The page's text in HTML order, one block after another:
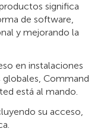
significa
de software,
y mejorando la
en instalaciones
Command
está al mando.
su acceso,